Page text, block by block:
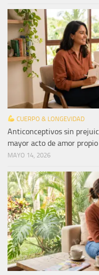
CUERPO & LONGEVIDAD
Anticonceptivos sin
mayor acto de amor
MAYO 14, 2026